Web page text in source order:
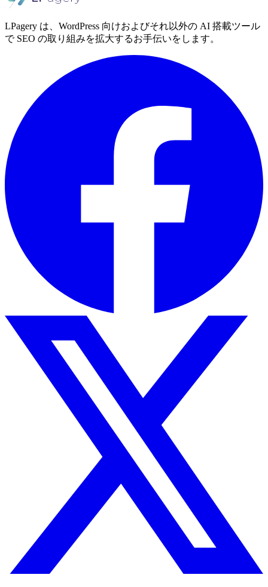
LPagery は、WordPress 向けおよびそれ以外の AI 搭載ツール
で SEO の取り組みを拡大するお手伝いをします。